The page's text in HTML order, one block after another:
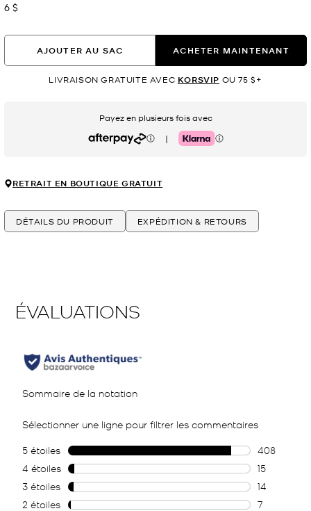
maintenant
6 $
AJOUTER AU SAC ACHETER MAINTENANT
LIVRAISON GRATUITE AVEC KORSVIP OU 75 $+
Payez en plusieurs fois avec
Afterpay | Klarna
RETRAIT EN BOUTIQUE GRATUIT
DÉTAILS DU PRODUIT EXPÉDITION & RETOURS